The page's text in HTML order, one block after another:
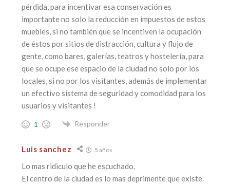
pérdida, para incentivar esa conservación es
importante no solo la reducción en impuestos de estos
muebles, si no también que se incentiven la ocupación
de éstos por sitios de distracción, cultura y flujo de
gente, como bares, galerías, teatros y hostelería, para
que se ocupe ese espacio de la ciudad no solo por los
locales, si no por los visitantes, además de implementar
un efectivo sistema de seguridad y comodidad para los
usuarios y visitantes !
1 Responder
Luis sanchez 5 años
Lo mas ridiculo que he escuchado.
El centro de la ciudad es lo mas deprimente que existe.